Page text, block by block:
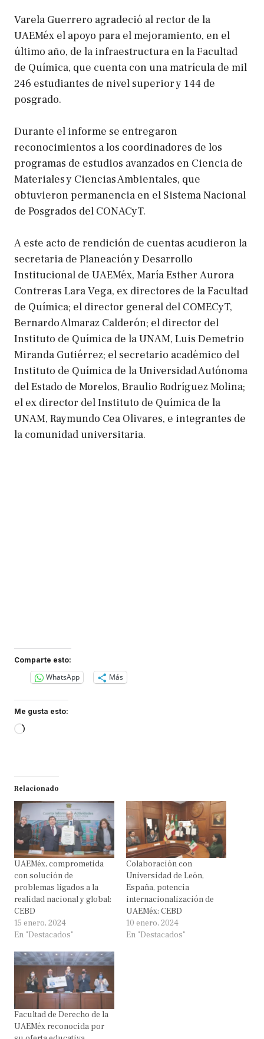
Varela Guerrero agradeció al rector de la
UAEMéx el apoyo para el mejoramiento, en el
último año, de la infraestructura en la Facultad
de Química, que cuenta con una matrícula de mil
246 estudiantes de nivel superior y 144 de
posgrado.
Durante el informe se entregaron
reconocimientos a los coordinadores de los
programas de estudios avanzados en Ciencia de
Materiales y Ciencias Ambientales, que
obtuvieron permanencia en el Sistema Nacional
de Posgrados del CONACyT.
A este acto de rendición de cuentas acudieron la
secretaria de Planeación y Desarrollo
Institucional de UAEMéx, María Esther Aurora
Contreras Lara Vega, ex directores de la Facultad
de Química; el director general del COMECyT,
Bernardo Almaraz Calderón; el director del
Instituto de Química de la UNAM, Luis Demetrio
Miranda Gutiérrez; el secretario académico del
Instituto de Química de la Universidad Autónoma
del Estado de Morelos, Braulio Rodríguez Molina;
el ex director del Instituto de Química de la
UNAM, Raymundo Cea Olivares, e integrantes de
la comunidad universitaria.
Comparte esto:
WhatsApp Más
Me gusta esto:
Loading…
Relacionado
UAEMéx, comprometida
con solución de
problemas ligados a la
realidad nacional y global:
CEBD
15 enero, 2024
En "Destacados"
Colaboración con
Universidad de León,
España, potencia
internacionalización de
UAEMéx: CEBD
10 enero, 2024
En "Destacados"
Facultad de Derecho de la
UAEMéx reconocida por